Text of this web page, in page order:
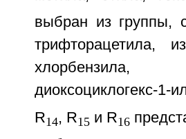
выбран из группы,
трифторацетила,
хлорбензила,
диоксоциклогекс-1-
R14, R15 и R16